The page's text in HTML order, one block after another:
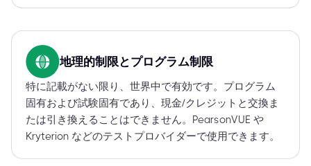
地理的制限とプログラム制限
特に記載がない限り、世界中で有効です。プログラム
固有および試験固有であり、現金/クレジットと交換ま
たは引き換えることはできません。PearsonVUE や
Kryterion などのテストプロバイダーで使用できます。